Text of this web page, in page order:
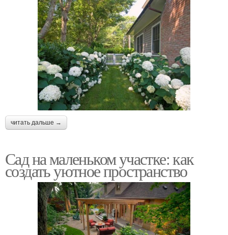
читать дальше →
Сад на маленьком участке: как
создать уютное пространство